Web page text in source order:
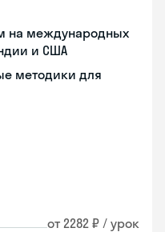
на международных
и США
методики для
от 2282 ₽ / урок